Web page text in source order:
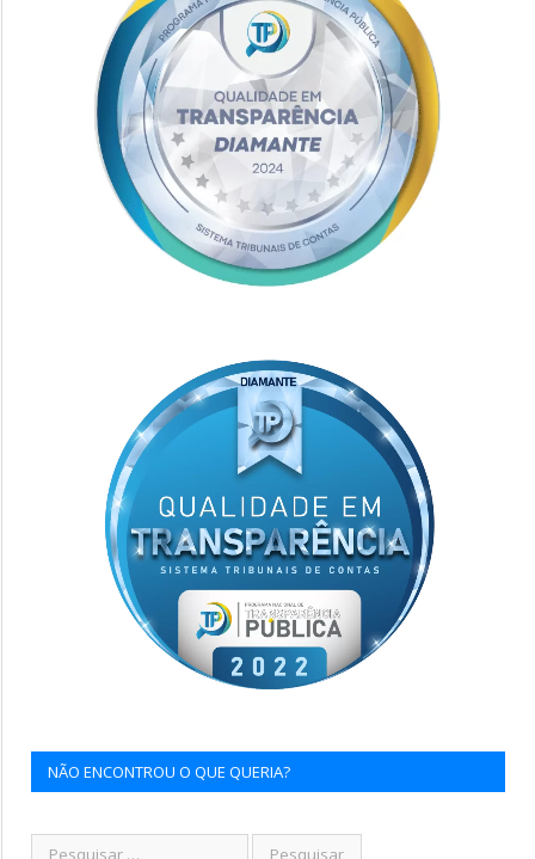
NÃO ENCONTROU O QUE QUERIA?